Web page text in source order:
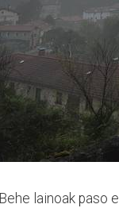
Behe lainoak paso